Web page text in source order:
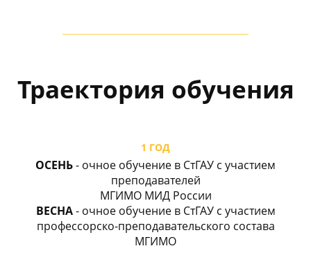
Траектория обучения
1 ГОД
ОСЕНЬ- очное обучение в СтГАУ с участием
преподавателей
МГИМО МИД России
ВЕСНА- очное обучение в СтГАУ с участием
профессорско-преподавательского состава
МГИМО